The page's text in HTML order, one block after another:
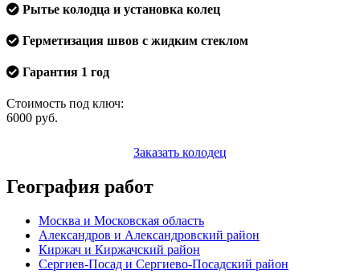
Рытье колодца и установка колец
Герметизация швов с жидким стеклом
Гарантия 1 год
Стоимость под ключ:
6000 руб.
Заказать колодец
География работ
Москва и Московская область
Александров и Александровский район
Киржач и Киржачский район
Сергиев-Посад и Сергиево-Посадский район